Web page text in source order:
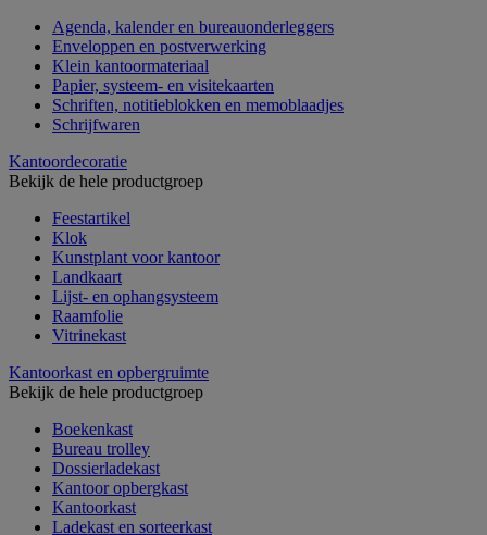
Agenda, kalender en bureauonderleggers
Enveloppen en postverwerking
Klein kantoormateriaal
Papier, systeem- en visitekaarten
Schriften, notitieblokken en memoblaadjes
Schrijfwaren
Kantoordecoratie
Bekijk de hele productgroep
Feestartikel
Klok
Kunstplant voor kantoor
Landkaart
Lijst- en ophangsysteem
Raamfolie
Vitrinekast
Kantoorkast en opbergruimte
Bekijk de hele productgroep
Boekenkast
Bureau trolley
Dossierladekast
Kantoor opbergkast
Kantoorkast
Ladekast en sorteerkast